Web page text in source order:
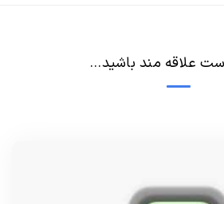
علاقه مند باشید...